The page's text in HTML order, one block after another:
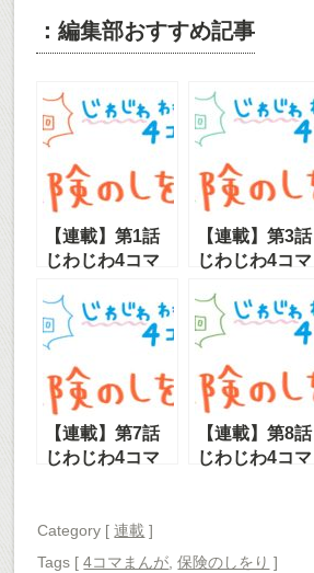
：編集部おすすめ記事
【連載】第1話
じわじわ4コマ
をり
【連載】第3話
じわじわ4コマ
をり
【連載】第7話
じわじわ4コマ
【連載】第8話
じわじわ4コマ
Category [連載 ]
Tags [4コマまんが,保険のしをり ]